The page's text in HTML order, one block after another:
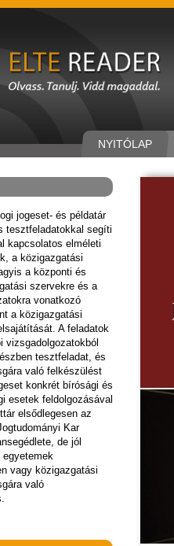
NYITÓLAP
jogeset- és példatár
tesztfeladatokkal segíti
kapcsolatos elméleti
a közigazgatási
a központi és
szervekre és a
vonatkozó
a közigazgatási
A feladatok
vizsgadolgozatokból
tesztfeladat, és
való felkészülést
konkrét bírósági és
esetek feldolgozásával
elsődlegesen az
Kar
de jól
egyetemek
vagy közigazgatási
való